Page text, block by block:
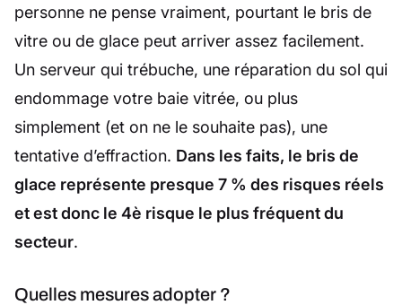
personne ne pense vraiment, pourtant le bris de
vitre ou de glace peut arriver assez facilement.
Un serveur qui trébuche, une réparation du sol qui
endommage votre baie vitrée, ou plus
simplement (et on ne le souhaite pas), une
tentative d’effraction. Dans les faits, le bris de
glace représente presque 7 % des risques réels
et est donc le 4è risque le plus fréquent du
secteur.
Quelles mesures adopter ?